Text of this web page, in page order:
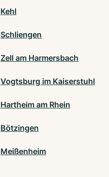
Kehl
Schliengen
Zell am Harmersbach
Vogtsburg im Kaiserstuhl
Hartheim am Rhein
Bötzingen
Meißenheim